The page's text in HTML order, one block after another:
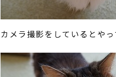
カメラ撮影をしているとや